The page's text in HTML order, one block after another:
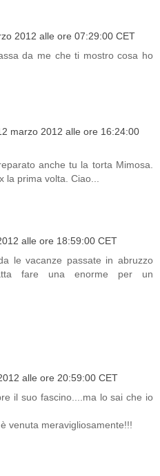
2012 alle ore 07:29:00 CET
da me che ti mostro cosa ho
marzo 2012 alle ore 16:24:00
anche tu la torta Mimosa.
la prima volta. Ciao...
alle ore 18:59:00 CET
le vacanze passate in abruzzo
fare una enorme per un
alle ore 20:59:00 CET
il suo fascino....ma lo sai che io
venuta meravigliosamente!!!